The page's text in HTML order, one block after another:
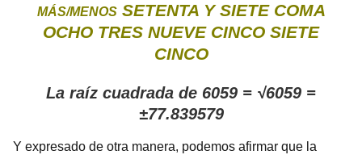
MÁS/MENOS SETENTA Y SIETE COMA
OCHO TRES NUEVE CINCO SIETE
CINCO
La raíz cuadrada de 6059 = √6059 =
±77.839579
Y expresado de otra manera, podemos afirmar que la